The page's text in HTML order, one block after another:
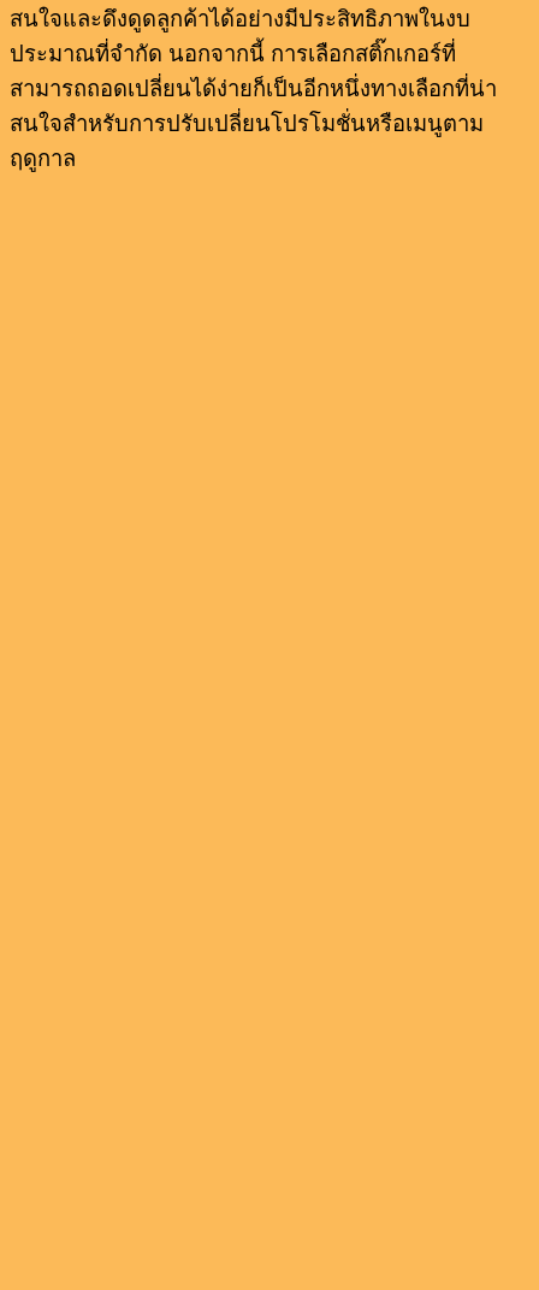
สนใจและดึงดูดลูกค้าได้อย่างมีประสิทธิภาพในงบ
ประมาณที่จำกัด นอกจากนี้ การเลือกสติ๊กเกอร์ที่
สามารถถอดเปลี่ยนได้ง่ายก็เป็นอีกหนึ่งทางเลือกที่น่า
สนใจสำหรับการปรับเปลี่ยนโปรโมชั่นหรือเมนูตาม
ฤดูกาล